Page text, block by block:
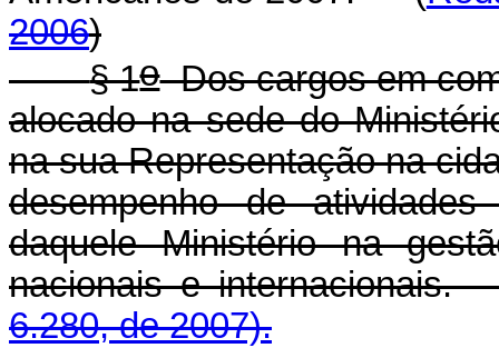
2006)
§ 1oDos cargos em
alocado na sede do
na sua Representação na
desempenho de
daquele Ministério na
nacionais e
6.280, de 2007).